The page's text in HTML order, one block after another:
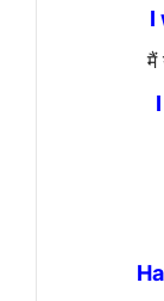
I
मैं